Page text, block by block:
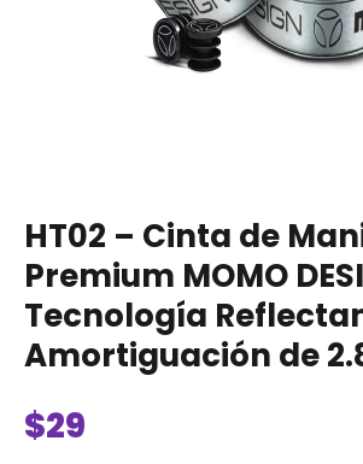
HT02 – Cinta de
Premium MOMO
Tecnología
Amortiguación de
$29